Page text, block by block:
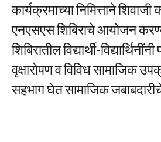
कार्यक्रमाच्या निमित्ताने
एनएसएस शिबिराचे आयोजन
शिबिरातील विद्यार्थी-
वृक्षारोपण व विविध सामाजिक
सहभाग घेत सामाजिक